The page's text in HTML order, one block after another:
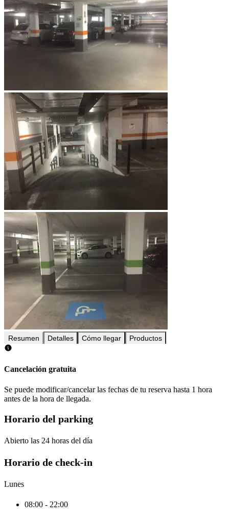
Resumen Detalles Cómo llegar Productos
Cancelación gratuita
Se puede modificar/cancelar las fechas de tu reserva hasta 1 hora
antes de la hora de llegada.
Horario del parking
Abierto las 24 horas del día
Horario de check-in
Lunes
08:00 - 22:00